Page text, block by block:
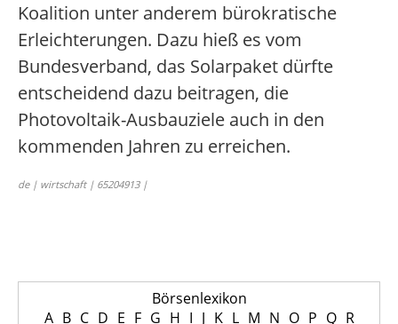
Koalition unter anderem bürokratische
Erleichterungen. Dazu hieß es vom
Bundesverband, das Solarpaket dürfte
entscheidend dazu beitragen, die
Photovoltaik-Ausbauziele auch in den
kommenden Jahren zu erreichen.
de | wirtschaft | 65204913 |
Börsenlexikon
A B C D E F G H I J K L M N O P Q R